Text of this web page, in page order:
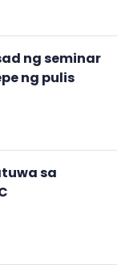
ng seminar
ng pulis
sa